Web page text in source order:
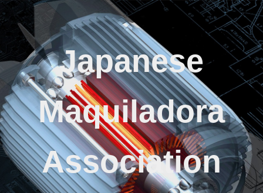
Japanese
Maquiladora
Association